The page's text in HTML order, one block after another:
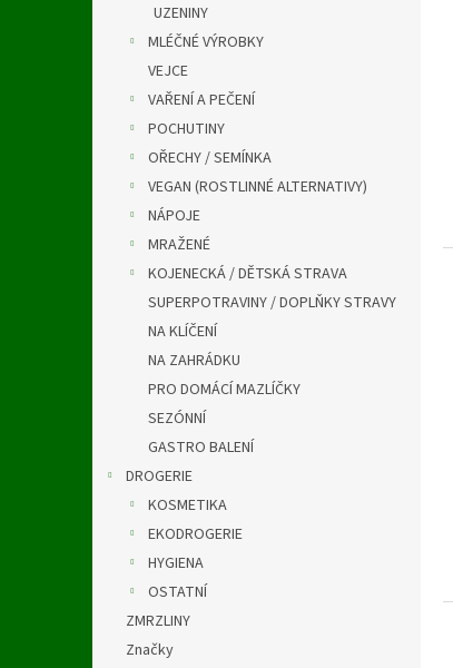
UZENINY
MLÉČNÉ VÝROBKY
VEJCE
VAŘENÍ A PEČENÍ
POCHUTINY
OŘECHY / SEMÍNKA
VEGAN (ROSTLINNÉ ALTERNATIVY)
NÁPOJE
MRAŽENÉ
KOJENECKÁ / DĚTSKÁ STRAVA
SUPERPOTRAVINY / DOPLŇKY STRAVY
NA KLÍČENÍ
NA ZAHRÁDKU
PRO DOMÁCÍ MAZLÍČKY
SEZÓNNÍ
GASTRO BALENÍ
DROGERIE
KOSMETIKA
EKODROGERIE
HYGIENA
OSTATNÍ
ZMRZLINY
Značky